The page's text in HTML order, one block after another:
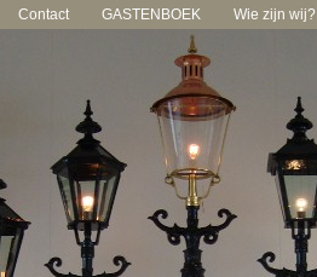
Contact GASTENBOEK Wie zijn